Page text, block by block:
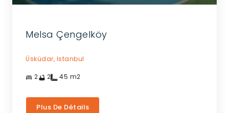
Melsa Çengelköy
Üsküdar, Istanbul
2 2 45 m2
Plus De Détails